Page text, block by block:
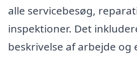
alle servicebesøg,
inspektioner. Det
beskrivelse af arbejde og